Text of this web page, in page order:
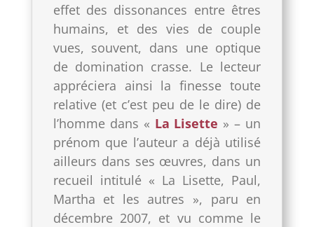
effet des dissonances entre êtres
humains, et des vies de couple
vues, souvent, dans une optique
de domination crasse. Le lecteur
appréciera ainsi la finesse toute
relative (et c’est peu de le dire) de
l’homme dans « La Lisette » – un
prénom que l’auteur a déjà utilisé
ailleurs dans ses œuvres, dans un
recueil intitulé « La Lisette, Paul,
Martha et les autres », paru en
décembre 2007, et vu comme le